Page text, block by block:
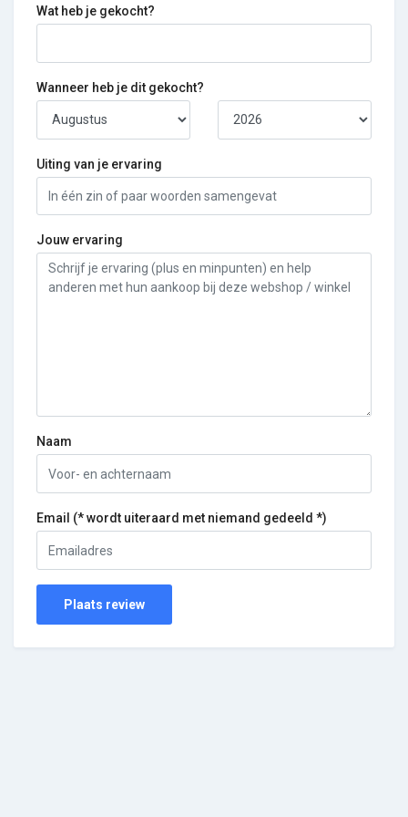
Wat heb je gekocht?
Wanneer heb je dit gekocht?
Uiting van je ervaring
Jouw ervaring
Naam
Email (* wordt uiteraard met niemand gedeeld *)
Plaats review